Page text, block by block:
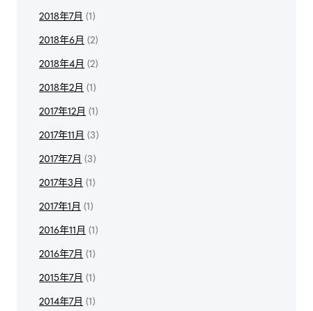
2018年7月 (1)
2018年6月 (2)
2018年4月 (2)
2018年2月 (1)
2017年12月 (1)
2017年11月 (3)
2017年7月 (3)
2017年3月 (1)
2017年1月 (1)
2016年11月 (1)
2016年7月 (1)
2015年7月 (1)
2014年7月 (1)